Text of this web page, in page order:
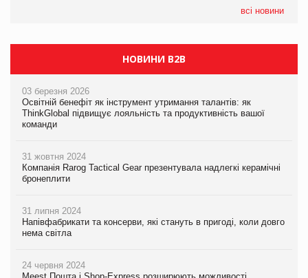
всі новини
Сергій Лісунов про заморожені хлібобулочні вироби на
НОВИНИ B2B
03 березня 2026
Освітній бенефіт як інструмент утримання талантів: як
ThinkGlobal підвищує лояльність та продуктивність вашої
команди
31 жовтня 2024
Компанія Rarog Tactical Gear презентувала надлегкі керамічні
бронеплити
31 липня 2024
Напівфабрикати та консерви, які стануть в пригоді, коли довго
нема світла
24 червня 2024